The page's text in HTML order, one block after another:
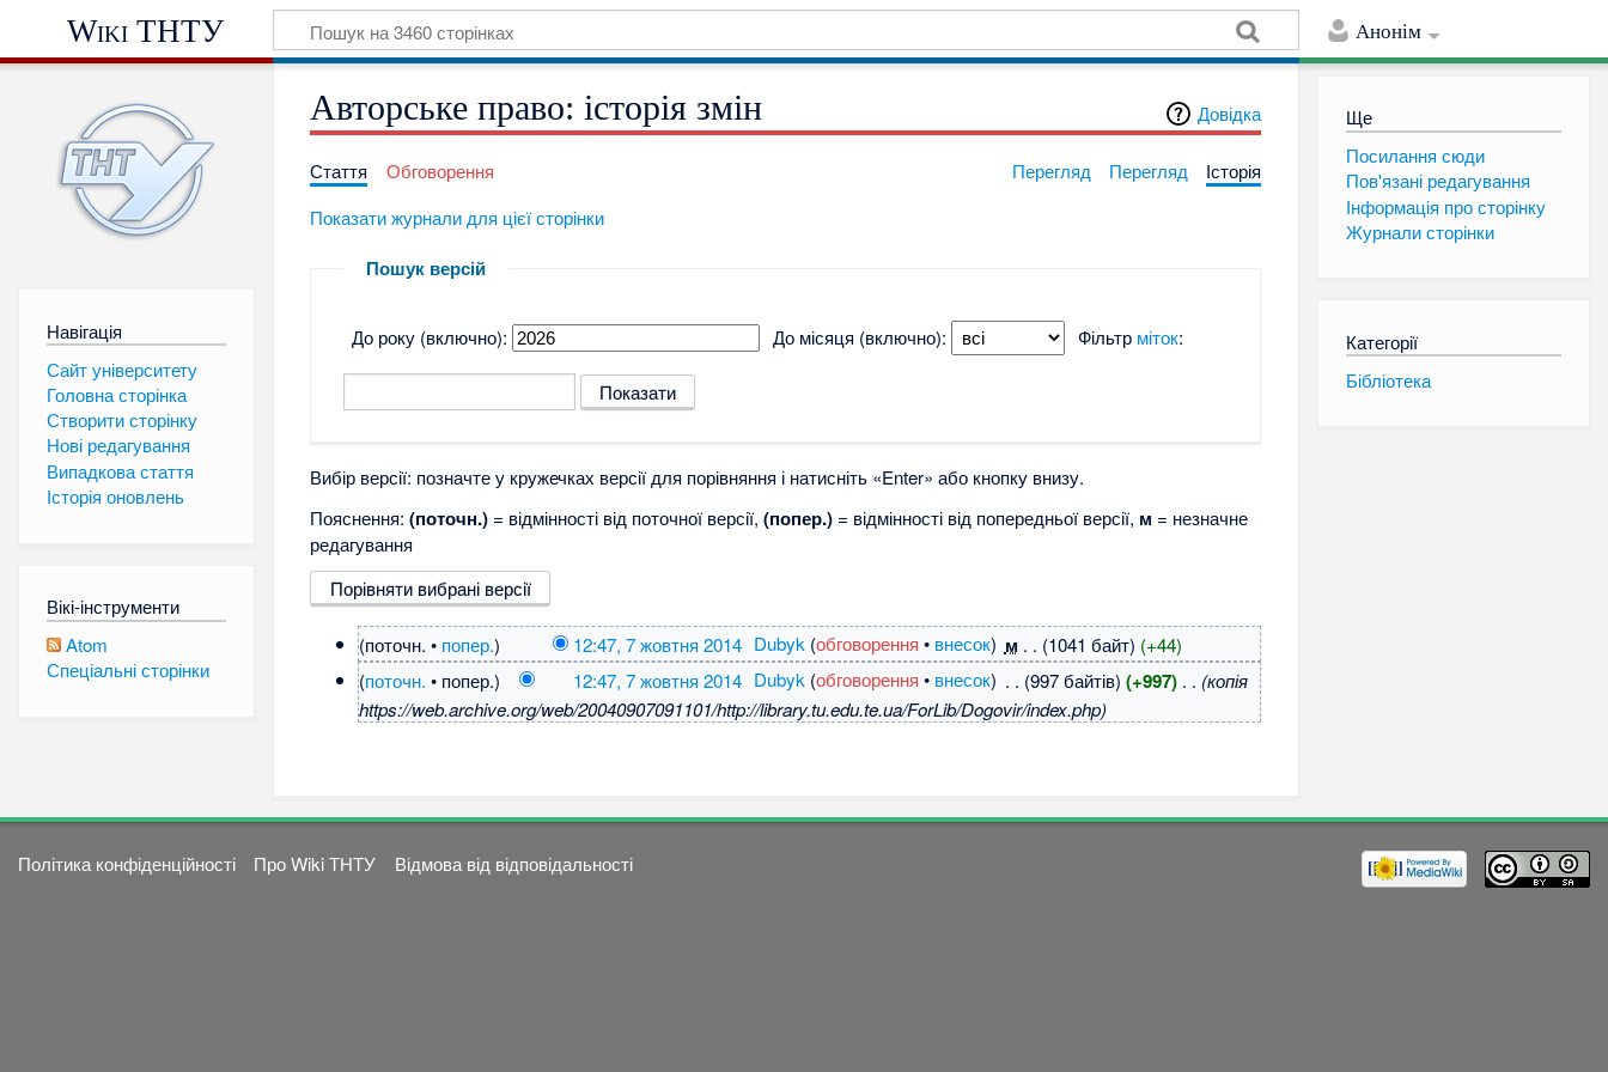
Анонім
Wiki ТНТУ
Навігація
Сайт університету
Головна сторінка
Створити сторінку
Нові редагування
Випадкова стаття
Історія оновлень
Вікі-інструменти
Atom
Спеціальні сторінки
Ще
Посилання сюди
Пов'язані редагування
Інформація про сторінку
Журнали сторінки
Категорії
Бібліотека
Довідка
Авторське право: історія змін
Стаття Обговорення Перегляд Перегляд
Історія
Показати журнали для цієї сторінки
Пошук версій
До року (включно): До місяця (включно): Фільтр міток:
Вибір версії: позначте у кружечках версії для порівняння і натисніть «Enter» або кнопку внизу.
Пояснення:(поточн.) = відмінності від поточної версії,(попер.) = відмінності від попередньої версії, м = незначне
редагування
(поточн. • попер.) 12:47, 7 жовтня 2014‎ Dubyk (обговорення • внесок) м . . (1041 байт) (+44)
(поточн. • попер.) 12:47, 7 жовтня 2014‎ Dubyk (обговорення • внесок) . . (997 байтів) (+997)‎ . . (копія
https://web.archive.org/web/20040907091101/http://library.tu.edu.te.ua/ForLib/Dogovir/index.php)
Політика конфіденційності Про Wiki ТНТУ Відмова від відповідальності